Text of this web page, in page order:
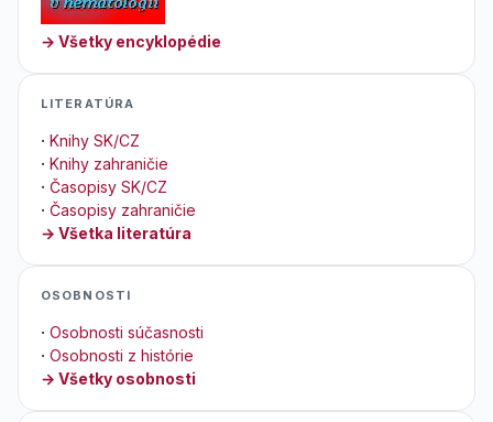
→ Všetky encyklopédie
LITERATÚRA
· Knihy SK/CZ
· Knihy zahraničie
· Časopisy SK/CZ
· Časopisy zahraničie
→ Všetka literatúra
OSOBNOSTI
· Osobnosti súčasnosti
· Osobnosti z histórie
→ Všetky osobnosti